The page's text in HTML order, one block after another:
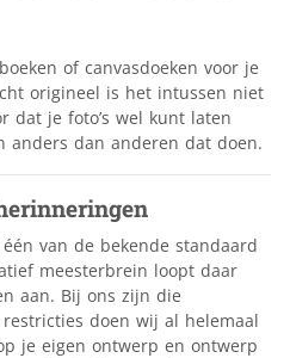
of canvasdoeken voor je
origineel is het intussen niet
dat je foto’s wel kunt laten
anders dan anderen dat doen.
van de bekende standaard
meesterbrein loopt daar
aan. Bij ons zijn die
doen wij al helemaal
je eigen ontwerp en ontwerp